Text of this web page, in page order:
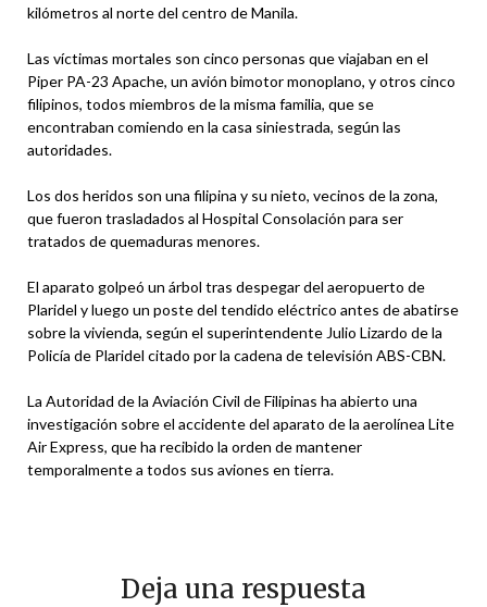
kilómetros al norte del centro de Manila.
Las víctimas mortales son cinco personas que viajaban en el
Piper PA-23 Apache, un avión bimotor monoplano, y otros cinco
filipinos, todos miembros de la misma familia, que se
encontraban comiendo en la casa siniestrada, según las
autoridades.
Los dos heridos son una filipina y su nieto, vecinos de la zona,
que fueron trasladados al Hospital Consolación para ser
tratados de quemaduras menores.
El aparato golpeó un árbol tras despegar del aeropuerto de
Plaridel y luego un poste del tendido eléctrico antes de abatirse
sobre la vivienda, según el superintendente Julio Lizardo de la
Policía de Plaridel citado por la cadena de televisión ABS-CBN.
La Autoridad de la Aviación Civil deFilipinas ha abierto una
investigación sobre el accidente del aparato de la aerolínea Lite
Air Express, que ha recibido la orden de mantener
temporalmente a todos sus aviones en tierra.
Deja una respuesta